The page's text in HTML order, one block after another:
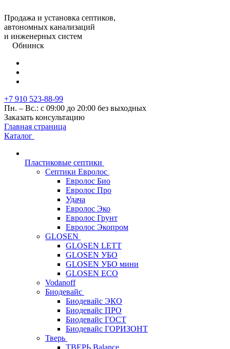
Продажа и установка септиков,
автономных канализаций
и инженерных систем
Обнинск
+7 910 523-88-99
Пн. – Вс.: с 09:00 до 20:00 без выходных
Заказать консультацию
Главная страница
Каталог
Пластиковые септики
Септики Евролос
Евролос Био
Евролос Про
Удача
Евролос Эко
Евролос Грунт
Евролос Экопром
GLOSEN
GLOSEN LETT
GLOSEN УБО
GLOSEN УБО мини
GLOSEN ECO
Vodanoff
Биодевайс
Биодевайс ЭКО
Биодевайс ПРО
Биодевайс ГОСТ
Биодевайс ГОРИЗОНТ
Тверь
ТВЕРЬ Balance